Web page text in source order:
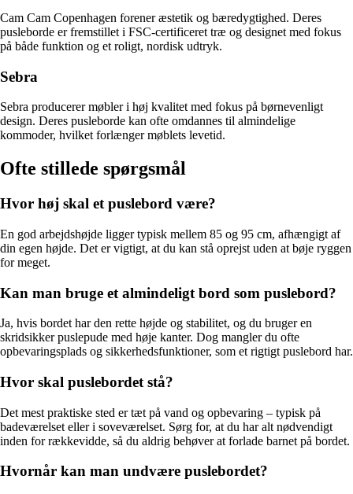
Cam Cam Copenhagen forener æstetik og bæredygtighed. Deres
pusleborde er fremstillet i FSC-certificeret træ og designet med fokus
på både funktion og et roligt, nordisk udtryk.
Sebra
Sebra producerer møbler i høj kvalitet med fokus på børnevenligt
design. Deres pusleborde kan ofte omdannes til almindelige
kommoder, hvilket forlænger møblets levetid.
Ofte stillede spørgsmål
Hvor høj skal et puslebord være?
En god arbejdshøjde ligger typisk mellem 85 og 95 cm, afhængigt af
din egen højde. Det er vigtigt, at du kan stå oprejst uden at bøje ryggen
for meget.
Kan man bruge et almindeligt bord som puslebord?
Ja, hvis bordet har den rette højde og stabilitet, og du bruger en
skridsikker puslepude med høje kanter. Dog mangler du ofte
opbevaringsplads og sikkerhedsfunktioner, som et rigtigt puslebord har.
Hvor skal puslebordet stå?
Det mest praktiske sted er tæt på vand og opbevaring – typisk på
badeværelset eller i soveværelset. Sørg for, at du har alt nødvendigt
inden for rækkevidde, så du aldrig behøver at forlade barnet på bordet.
Hvornår kan man undvære puslebordet?